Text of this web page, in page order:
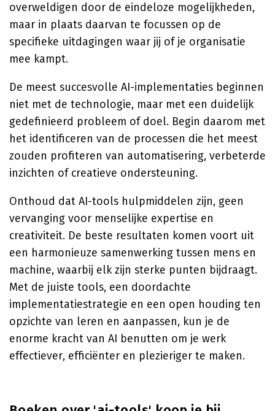
overweldigen door de eindeloze mogelijkheden,
maar in plaats daarvan te focussen op de
specifieke uitdagingen waar jij of je organisatie
mee kampt.
De meest succesvolle AI-implementaties beginnen
niet met de technologie, maar met een duidelijk
gedefinieerd probleem of doel. Begin daarom met
het identificeren van de processen die het meest
zouden profiteren van automatisering, verbeterde
inzichten of creatieve ondersteuning.
Onthoud dat AI-tools hulpmiddelen zijn, geen
vervanging voor menselijke expertise en
creativiteit. De beste resultaten komen voort uit
een harmonieuze samenwerking tussen mens en
machine, waarbij elk zijn sterke punten bijdraagt.
Met de juiste tools, een doordachte
implementatiestrategie en een open houding ten
opzichte van leren en aanpassen, kun je de
enorme kracht van AI benutten om je werk
effectiever, efficiënter en plezieriger te maken.